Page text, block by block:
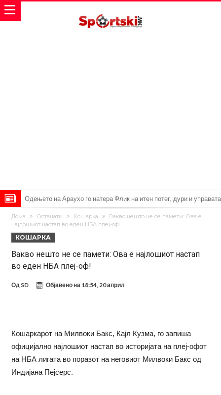
Барселона и Сити без договор за трансфер на Родри
Никој не разбира зошто: Мурињо брутално го понижи
Ференцварош по натпреварот
Арсенал и Манчестер Јунајтед сакаат напаѓач од Интер: Цената е
Се подготвува фудбалска предавство какво што не е видено од
2010 година?
Тикет на денот (недела, 09.08.2026)
Гризман
Реал Мадрид ја прекинува потрагата по нов играч за врска
Дома Останати Кошарка
Вакво нешто не се памети: Ова е
најлошиот настап во еден НБА плеј-оф!
КОШАРКА
Вакво нешто не се памети: Ова е најлошиот настап
во еден НБА плеј-оф!
Од SD Објавено на 18:54, 20 април
Кошаркарот на Милвоки Бакс, Кајл Кузма, го запиша
официјално најлошиот настап во историјата на плеј-офот
на НБА лигата во поразот на неговиот Милвоки Бакс од
Индијана Пејсерс.